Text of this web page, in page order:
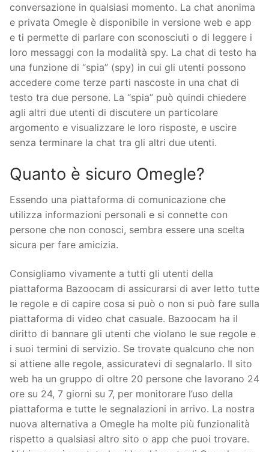
conversazione in qualsiasi momento. La chat anonima
e privata Omegle è disponibile in versione web e app
e ti permette di parlare con sconosciuti o di leggere i
loro messaggi con la modalità spy. La chat di testo ha
una funzione di “spia” (spy) in cui gli utenti possono
accedere come terze parti nascoste in una chat di
testo tra due persone. La “spia” può quindi chiedere
agli altri due utenti di discutere un particolare
argomento e visualizzare le loro risposte, e uscire
senza terminare la chat tra gli altri due utenti.
Quanto è sicuro Omegle?
Essendo una piattaforma di comunicazione che
utilizza informazioni personali e si connette con
persone che non conosci, sembra essere una scelta
sicura per fare amicizia.
Consigliamo vivamente a tutti gli utenti della
piattaforma Bazoocam di assicurarsi di aver letto tutte
le regole e di capire cosa si può o non si può fare sulla
piattaforma di video chat casuale. Bazoocam ha il
diritto di bannare gli utenti che violano le sue regole e
i suoi termini di servizio. Se trovate qualcuno che non
si attiene alle regole, assicuratevi di segnalarlo. Il sito
web ha un gruppo di oltre 20 persone che lavorano 24
ore su 24, 7 giorni su 7, per monitorare l’uso della
piattaforma e tutte le segnalazioni in arrivo. La nostra
nuova alternativa a Omegle ha molte più funzionalità
rispetto a qualsiasi altro sito o app che puoi trovare.